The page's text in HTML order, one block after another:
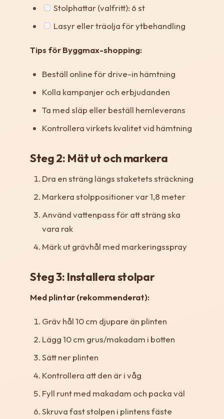
Stolphattar (valfritt): 6 st
Lasyr eller träolja för ytbehandling
Tips för Byggmax-shopping:
Beställ online för drive-in hämtning
Kolla kampanjer och erbjudanden
Ta med släp eller beställ hemleverans
Kontrollera virkets kvalitet vid hämtning
Steg 2: Mät ut och markera
Dra en sträng längs staketets sträckning
Markera stolppositioner var 1,8 meter
Använd vattenpass för att sträng ska
vara rak
Märk ut grävhål med markeringsspray
Steg 3: Installera stolpar
Med plintar (rekommenderat):
Gräv hål 10 cm djupare än plinten
Lägg 10 cm grus/makadam i botten
Sätt ner plinten
Kontrollera att den är i våg
Fyll runt med makadam och packa väl
Skruva fast stolpen i plintens fäste